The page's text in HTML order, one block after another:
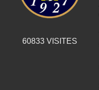
60833VISITES